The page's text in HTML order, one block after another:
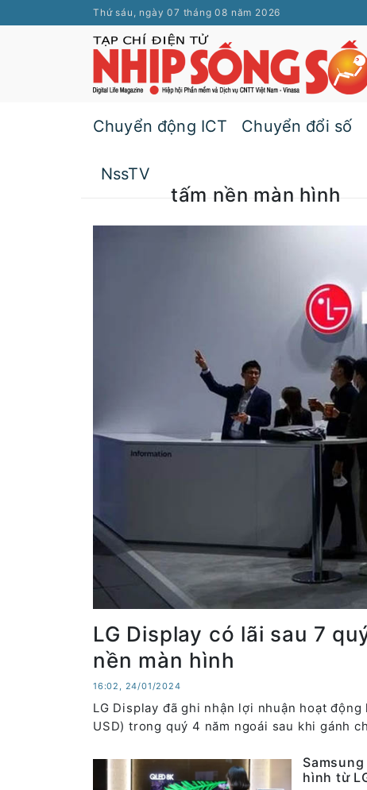
Thứ sáu, ngày 07 tháng 08 năm 2026
Chuyển động ICT Chuyển đổi số
NssTV
tấm nền màn hình
LG Display có lãi sau 7
nền màn hình
16:02, 24/01/2024
LG Display đã ghi nhận lợi nhuận hoạt
USD) trong quý 4 năm ngoái sau khi gánh
hình từ